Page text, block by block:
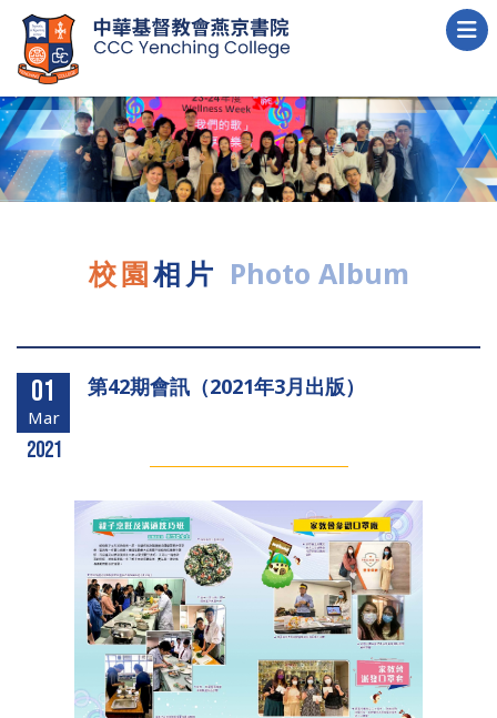
校園相片 Photo Album
01
Mar
2021
第42期會訊（2021年3月出版）